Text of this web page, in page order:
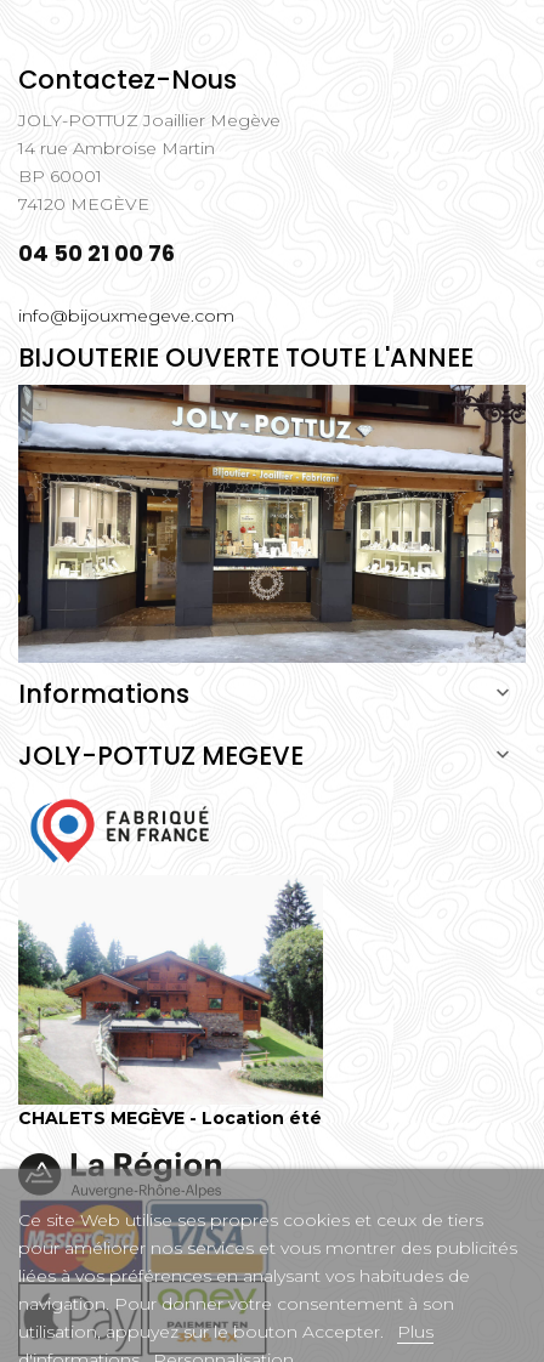
Contactez-Nous
JOLY-POTTUZ Joaillier Megève
14 rue Ambroise Martin
BP 60001
74120 MEGÈVE
04 50 21 00 76
info@bijouxmegeve.com
BIJOUTERIE OUVERTE TOUTE L'ANNEE
Informations 
JOLY-POTTUZ MEGEVE 
CHALETS MEGÈVE - Location été
Ce site Web utilise ses propres cookies et ceux de tiers
pour améliorer nos services et vous montrer des publicités
liées à vos préférences en analysant vos habitudes de
navigation. Pour donner votre consentement à son
utilisation, appuyez sur le bouton Accepter.
Plus